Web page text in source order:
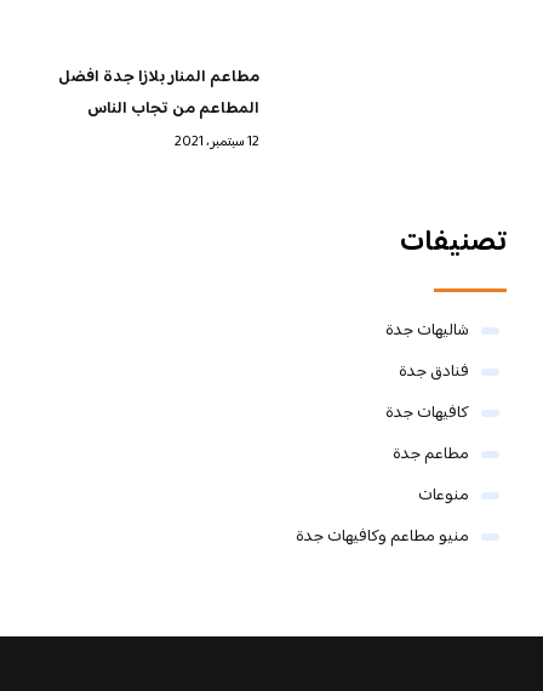
مطاعم المنار بلازا جدة افضل
المطاعم من تجاب الناس
12 سبتمبر، 2021
تصنيفات
شاليهات جدة
فنادق جدة
كافيهات جدة
مطاعم جدة
منوعات
منيو مطاعم وكافيهات جدة